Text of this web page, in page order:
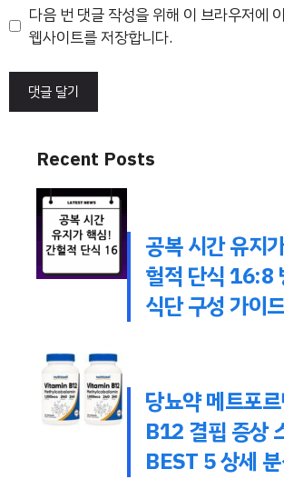
트
다음 번 댓글 작성을 위해 이 브라우저에
웹사이트를 저장합니다.
Recent Posts
공복 시간 유지
헐적 단식 16:8
식단 구성 가이
당뇨약 메트포
B12 결핍 증상
BEST 5 상세